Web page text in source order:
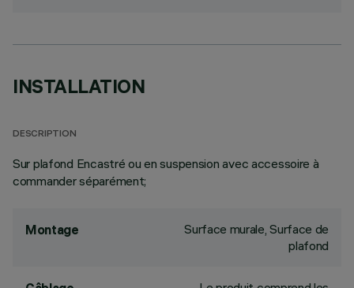
INSTALLATION
DESCRIPTION
Sur plafond Encastré ou en suspension avec accessoire à
commander séparément;
Montage
Surface murale, Surface de
plafond